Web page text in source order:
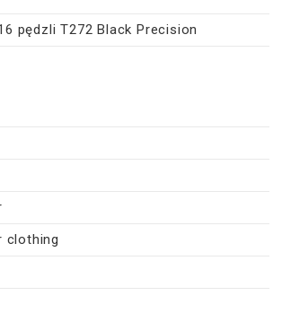
pędzli T272 Black Precision
clothing